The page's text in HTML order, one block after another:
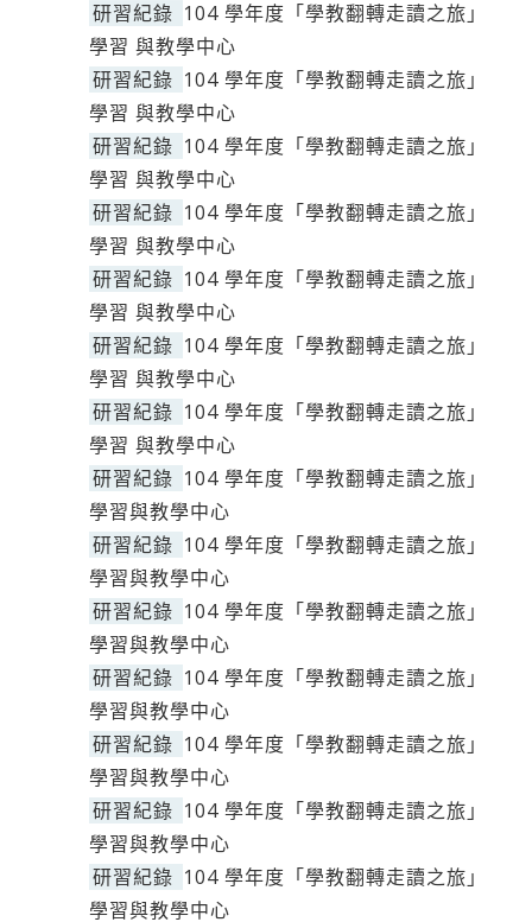
研習紀錄 104 學年度「學教翻轉走讀之旅」
學習 與教學中心
研習紀錄 104 學年度「學教翻轉走讀之旅」
學習 與教學中心
研習紀錄 104 學年度「學教翻轉走讀之旅」
學習 與教學中心
研習紀錄 104 學年度「學教翻轉走讀之旅」
學習 與教學中心
研習紀錄 104 學年度「學教翻轉走讀之旅」
學習 與教學中心
研習紀錄 104 學年度「學教翻轉走讀之旅」
學習 與教學中心
研習紀錄 104 學年度「學教翻轉走讀之旅」
學習 與教學中心
研習紀錄 104 學年度「學教翻轉走讀之旅」
學習與教學中心
研習紀錄 104 學年度「學教翻轉走讀之旅」
學習與教學中心
研習紀錄 104 學年度「學教翻轉走讀之旅」
學習與教學中心
研習紀錄 104 學年度「學教翻轉走讀之旅」
學習與教學中心
研習紀錄 104 學年度「學教翻轉走讀之旅」
學習與教學中心
研習紀錄 104 學年度「學教翻轉走讀之旅」
學習與教學中心
研習紀錄 104 學年度「學教翻轉走讀之旅」
學習與教學中心